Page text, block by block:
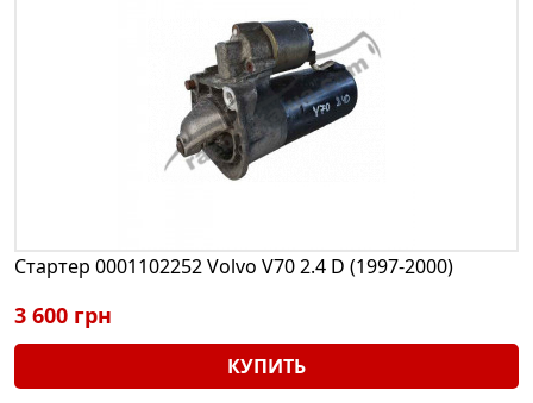
Стартер 0001102252 Volvo V70 2.4 D (1997-2000)
3 600 грн
КУПИТЬ